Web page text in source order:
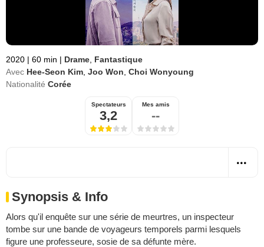
2020 | 60 min | Drame Fantastique
Avec Hee-Seon Kim Joo Won Choi Wonyoung
Nationalité Corée
Spectateurs
3,2
Mes amis
--
Synopsis & Info
Alors qu'il enquête sur une série de meurtres, un inspecteur
tombe sur une bande de voyageurs temporels parmi lesquels
figure une professeure, sosie de sa défunte mère.